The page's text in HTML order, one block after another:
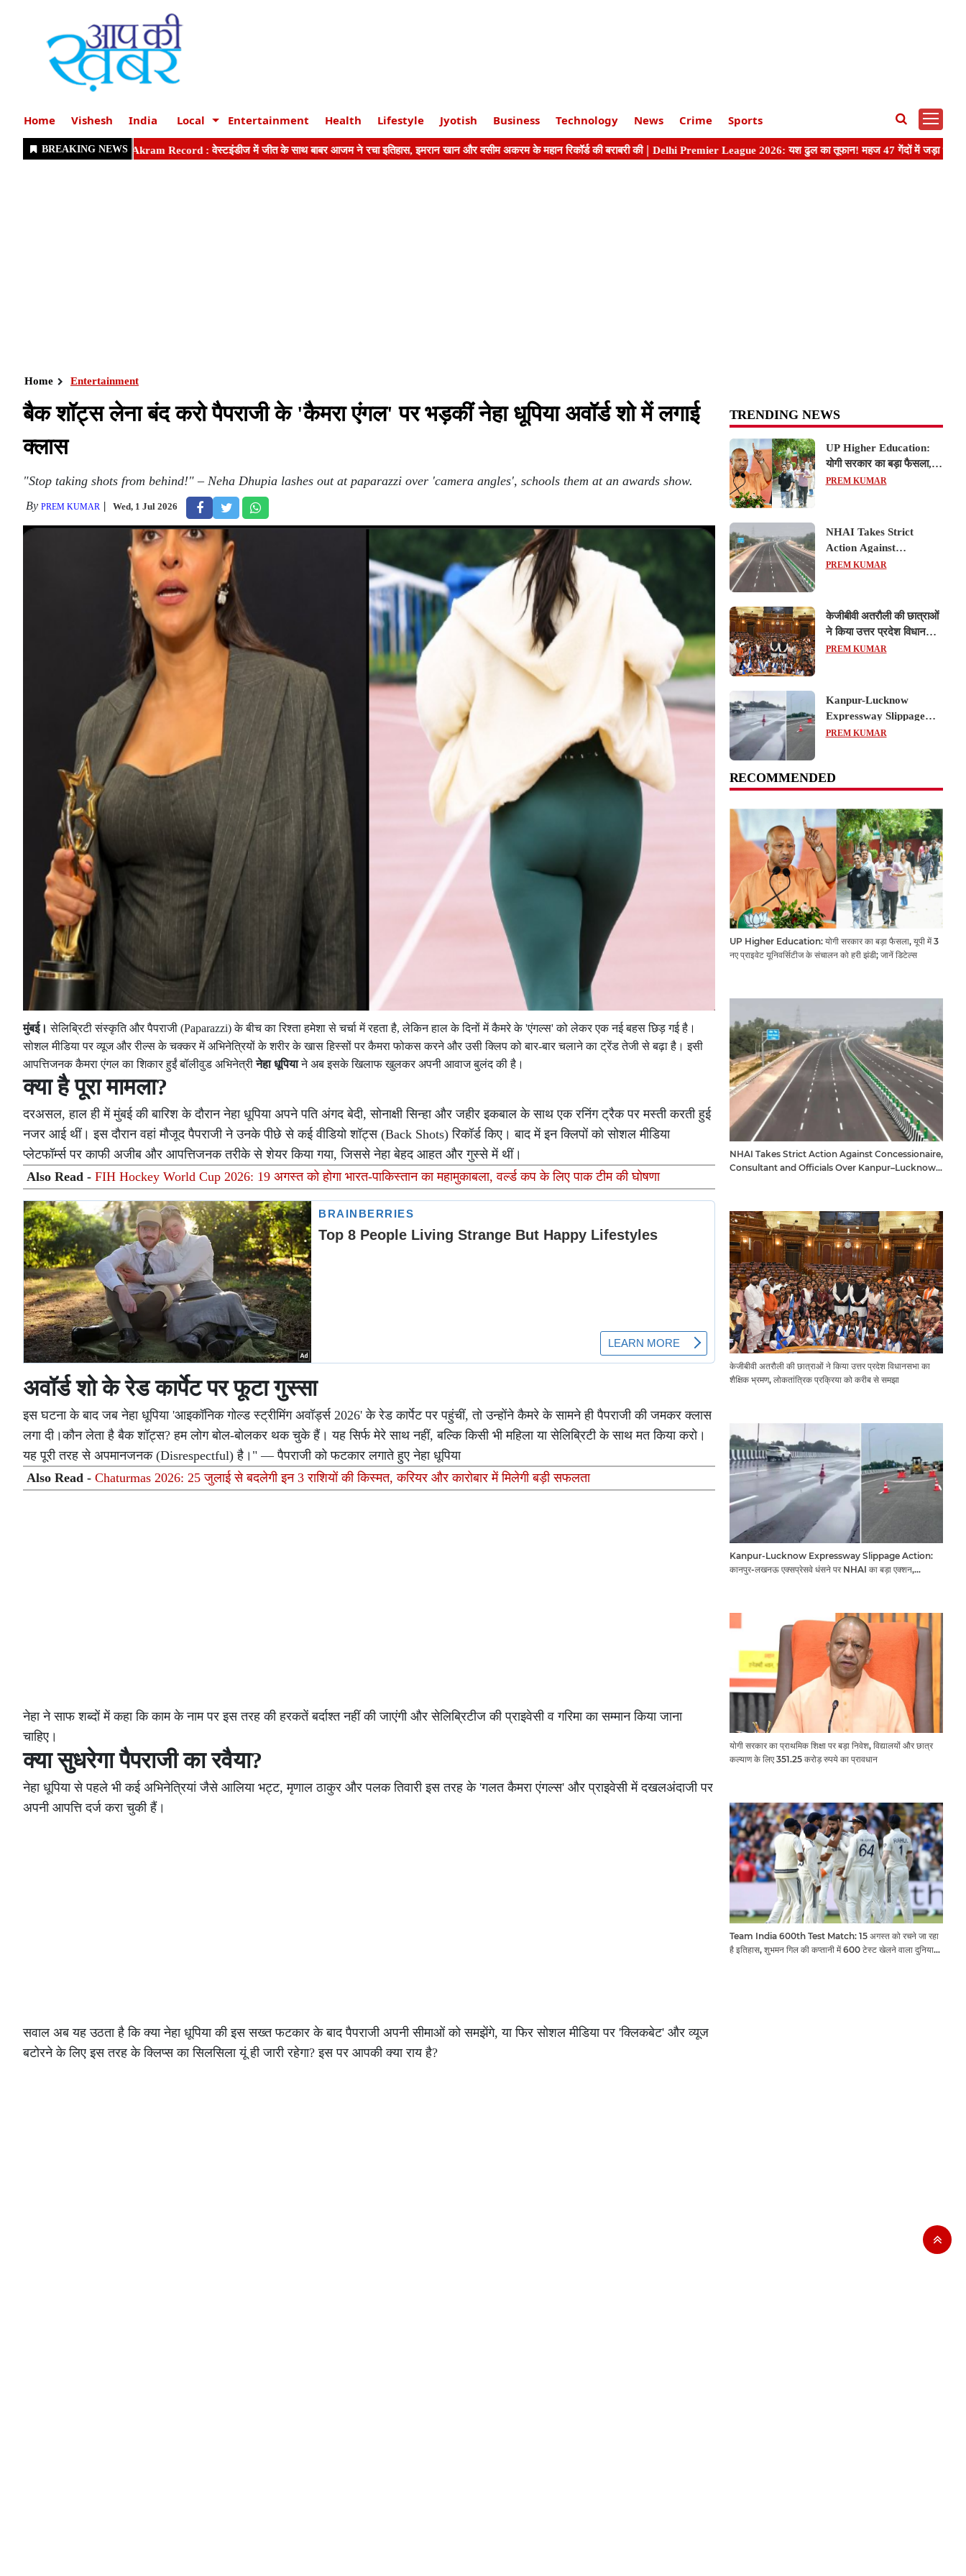
Home Vishesh India Local Entertainment Health Lifestyle Jyotish Business Technology News Crime Sports
Home Entertainment
बैक शॉट्स लेना बंद करो पैपराजी के 'कैमरा एंगल' पर भड़कीं नेहा धूपिया अवॉर्ड शो में लगाई
क्लास
"Stop taking shots from behind!" – Neha Dhupia lashes out at paparazzi over 'camera angles', schools them at an awards show.
By PREM KUMAR Wed, 1 Jul 2026
मुंबई। सेलिब्रिटी संस्कृति और पैपराजी (Paparazzi) के बीच का रिश्ता हमेशा से चर्चा में रहता है, लेकिन हाल के दिनों में कैमरे के 'एंगल्स' को लेकर एक नई बहस छिड़ गई है।
सोशल मीडिया पर व्यूज और रील्स के चक्कर में अभिनेत्रियों के शरीर के खास हिस्सों पर कैमरा फोकस करने और उसी क्लिप को बार-बार चलाने का ट्रेंड तेजी से बढ़ा है। इसी
आपत्तिजनक कैमरा एंगल का शिकार हुईं बॉलीवुड अभिनेत्रीनेहा धूपियाने अब इसके खिलाफ खुलकर अपनी आवाज बुलंद की है।
क्या है पूरा मामला?
दरअसल, हाल ही में मुंबई की बारिश के दौरान नेहा धूपिया अपने पति अंगद बेदी, सोनाक्षी सिन्हा और जहीर इकबाल के साथ एक रनिंग ट्रैक पर मस्ती करती हुई
नजर आई थीं। इस दौरान वहां मौजूद पैपराजी ने उनके पीछे से कई वीडियो शॉट्स (Back Shots) रिकॉर्ड किए। बाद में इन क्लिपों को सोशल मीडिया
प्लेटफॉर्म्स पर काफी अजीब और आपत्तिजनक तरीके से शेयर किया गया, जिससे नेहा बेहद आहत और गुस्से में थीं।
Also Read - FIH Hockey World Cup 2026: 19 अगस्त को होगा भारत-पाकिस्तान का महामुकाबला, वर्ल्ड कप के लिए पाक टीम की घोषणा
अवॉर्ड शो के रेड कार्पेट पर फूटा गुस्सा
इस घटना के बाद जब नेहा धूपिया 'आइकॉनिक गोल्ड स्ट्रीमिंग अवॉर्ड्स 2026' के रेड कार्पेट पर पहुंचीं, तो उन्होंने कैमरे के सामने ही पैपराजी की जमकर क्लास
लगा दी।कौन लेता है बैक शॉट्स? हम लोग बोल-बोलकर थक चुके हैं। यह सिर्फ मेरे साथ नहीं, बल्कि किसी भी महिला या सेलिब्रिटी के साथ मत किया करो।
यह पूरी तरह से अपमानजनक (Disrespectful) है।" — पैपराजी को फटकार लगाते हुए नेहा धूपिया
Also Read - Chaturmas 2026: 25 जुलाई से बदलेगी इन 3 राशियों की किस्मत, करियर और कारोबार में मिलेगी बड़ी सफलता
नेहा ने साफ शब्दों में कहा कि काम के नाम पर इस तरह की हरकतें बर्दाश्त नहीं की जाएंगी और सेलिब्रिटीज की प्राइवेसी व गरिमा का सम्मान किया जाना
चाहिए।
क्या सुधरेगा पैपराजी का रवैया?
नेहा धूपिया से पहले भी कई अभिनेत्रियां जैसे आलिया भट्ट, मृणाल ठाकुर और पलक तिवारी इस तरह के 'गलत कैमरा एंगल्स' और प्राइवेसी में दखलअंदाजी पर
अपनी आपत्ति दर्ज करा चुकी हैं।
सवाल अब यह उठता है कि क्या नेहा धूपिया की इस सख्त फटकार के बाद पैपराजी अपनी सीमाओं को समझेंगे, या फिर सोशल मीडिया पर 'क्लिकबेट' और व्यूज
बटोरने के लिए इस तरह के क्लिप्स का सिलसिला यूं ही जारी रहेगा? इस पर आपकी क्या राय है?
TRENDING NEWS
UP Higher Education:
योगी सरकार का बड़ा फैसला,
यूपी में 3 नए प्राइवेट
PREM KUMAR
NHAI Takes Strict
Action Against
Concessionaire,
Expressway Issues
PREM KUMAR
केजीबीवी अतरौली की छात्राओं
ने किया उत्तर प्रदेश विधानसभा
का शैक्षिक भ्रमण, लोकतांत्रिक
PREM KUMAR
Kanpur-Lucknow
Expressway Slippage
Action: कानपुर-लखनऊ
और कंपनियों पर गिरी गाज,
PREM KUMAR
RECOMMENDED
UP Higher Education: योगी सरकार का बड़ा फैसला, यूपी में 3
नए प्राइवेट यूनिवर्सिटीज के संचालन को हरी झंडी; जानें डिटेल्स
NHAI Takes Strict Action Against Concessionaire,
Consultant and Officials Over Kanpur–Lucknow
केजीबीवी अतरौली की छात्राओं ने किया उत्तर प्रदेश विधानसभा का
शैक्षिक भ्रमण, लोकतांत्रिक प्रक्रिया को करीब से समझा
Kanpur-Lucknow Expressway Slippage Action:
कानपुर-लखनऊ एक्सप्रेसवे धंसने पर NHAI का बड़ा एक्शन,
योगी सरकार का प्राथमिक शिक्षा पर बड़ा निवेश, विद्यालयों और छात्र
कल्याण के लिए 351.25 करोड़ रुपये का प्रावधान
Team India 600th Test Match: 15 अगस्त को रचने जा रहा
है इतिहास, शुभमन गिल की कप्तानी में 600 टेस्ट खेलने वाला दुनिया